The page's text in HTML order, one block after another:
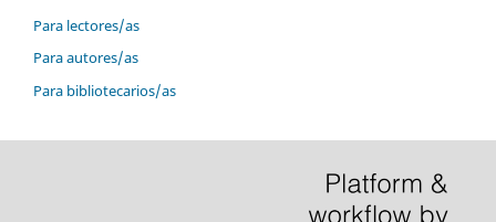
Para lectores/as
Para autores/as
Para bibliotecarios/as